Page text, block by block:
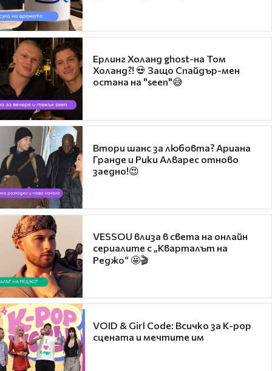
Ерлинг Холанд ghost-на Том
Холанд?! 💀 Защо Спайдър-мен
остана на "seen"😅
Втори шанс за любовта? Ариана
Гранде и Рики Алварес отново
заедно!😍
VESSOU влиза в света на онлайн
сериалите с „Кварталът на
Реджо“ 🤩🎬
VOID & Girl Code: Всичко за K-pop
сцената и мечтите им